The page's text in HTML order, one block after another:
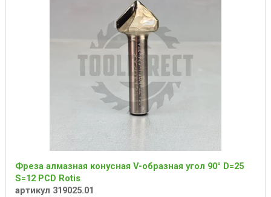
Фреза алмазная конусная V-образная угол 90° D=25
S=12 PCD Rotis
артикул 319025.01